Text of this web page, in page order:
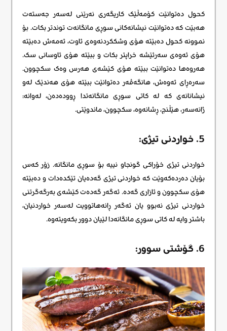
کحول دەتوانێت کۆمەڵێک کاریگەری نەرێنی لەسەر جەستەت
هەبێت کە دەتوانێت نیشانەکانی سوڕی مانگانەت توندتر بکات. بۆ
نموونە کحول دەبێتە هۆی وشککردنەوەی ئاوت، ئەمەش دەبێتە
هۆی ئەوەی سەرئێشە خراپتر بکات و ببێتە هۆی ئاوسانی سک.
هەروەها دەتوانێت ببێتە هۆی کێشەی هەرس وەک سکچوون.
سەرەڕای ئەوەش، هانگەڤەر دەتوانێت ببێتە هۆی هەندێک لەو
نیشانانەی کە لە کاتی سوڕی مانگانەتدا ڕوودەدەن، لەوانە:
ژانەسەر، هێڵنج، ڕشانەوە، سکچوون، ماندوێتی.
5. خواردنی تیژی:
خواردنی تیژی خۆراکی گونجاو نییە بۆ سوڕی مانگانە. زۆر کەس
بۆیان دەردەکەوێت کە خواردنی تیژی گەدەیان تێکدەدات و دەبێتە
هۆی سکچوون و ئازاری گەدە. ئەگەر گەدەت کێشەی بەرگەگرتنی
خواردنی تیژی نەبوو یان ئەگەر ڕانەهاتوویت لەسەر خواردنیان،
باشتر وایە لە کاتی سوڕی مانگانەدا لێیان دوور بکەویتەوە.
6. گۆشتی سوور: